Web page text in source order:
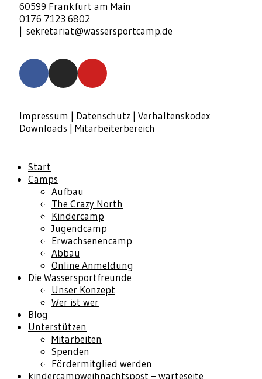
60599 Frankfurt am Main
0176 7123 6802
| sekretariat@wassersportcamp.de
Impressum | Datenschutz | Verhaltenskodex
Downloads | Mitarbeiterbereich
Start
Camps
Aufbau
The Crazy North
Kindercamp
Jugendcamp
Erwachsenencamp
Abbau
Online Anmeldung
Die Wassersportfreunde
Unser Konzept
Wer ist wer
Blog
Unterstützen
Mitarbeiten
Spenden
Fördermitglied werden
kindercampweihnachtspost – warteseite